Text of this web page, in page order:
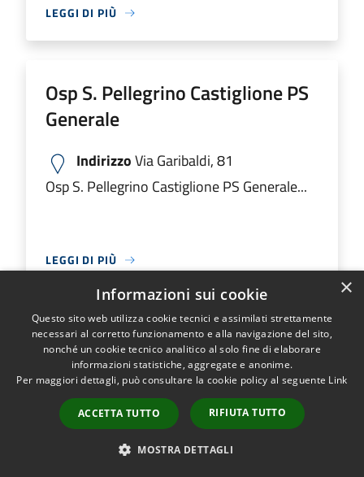
LEGGI DI PIÙ
Osp S. Pellegrino Castiglione PS
Generale
IndirizzoVia Garibaldi, 81
Osp S. Pellegrino Castiglione PS Generale...
LEGGI DI PIÙ
Ospedale M.O. Locatelli Piario PS
Generale
IndirizzoVia Groppino, 22
Ospedale M.O. Locatelli Piario PS Generale...
×
Informazioni sui cookie
Questo sito web utilizza cookie tecnici e assimilati strettamente
necessari al corretto funzionamento e alla navigazione del sito,
nonché un cookie tecnico analitico al solo fine di elaborare
informazioni statistiche, aggregate e anonime.
Per maggiori dettagli, può consultare la cookie policy al seguente Link
ACCETTA TUTTO RIFIUTA TUTTO
MOSTRA DETTAGLI